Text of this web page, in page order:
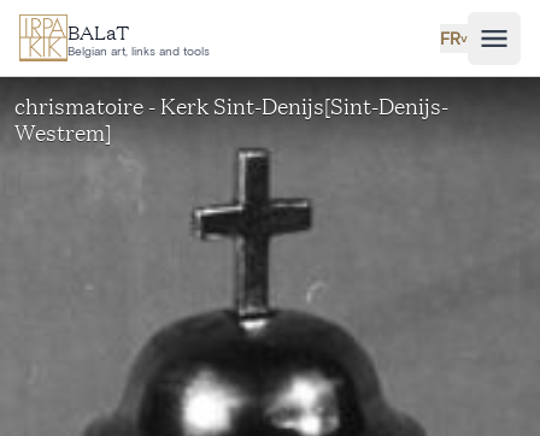
Aller au contenu principal
BALaT
Belgian art, links and tools
FR˅
chrismatoire - Kerk Sint-Denijs[Sint-Denijs-
Westrem]